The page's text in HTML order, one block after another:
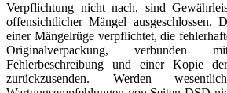
Verpflichtung nicht nach, sind
offensichtlicher Mängel
einer Mängelrüge verpflichtet, die
Originalverpackung, verbunden
Fehlerbeschreibung und einer Kopie
zurückzusenden. Werden